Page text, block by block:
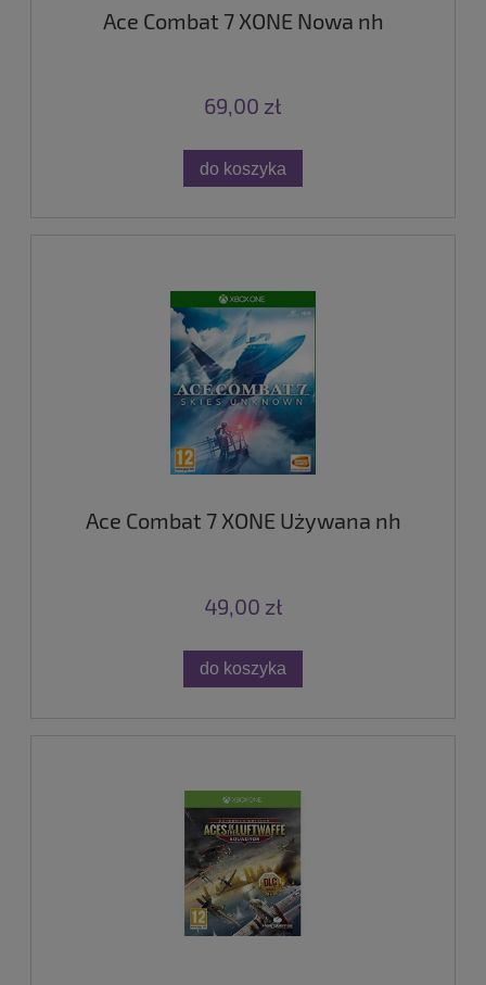
Ace Combat 7 XONE Nowa nh
69,00 zł
do koszyka
Ace Combat 7 XONE Używana nh
49,00 zł
do koszyka